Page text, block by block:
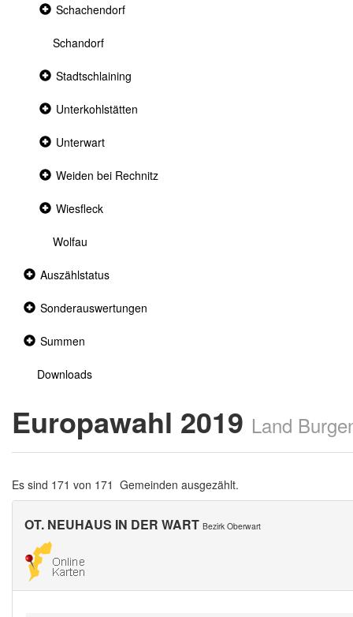
Collapsed
Schachendorf
Schandorf
Collapsed
Stadtschlaining
Collapsed
Unterkohlstätten
Collapsed
Unterwart
Collapsed
Weiden bei Rechnitz
Collapsed
Wiesfleck
Wolfau
Collapsed
Auszählstatus
Collapsed
Sonderauswertungen
Collapsed
Summen
Downloads
Europawahl 2019 Land
Es sind 171 von 171 Gemeinden ausgezählt.
OT. NEUHAUS IN DER WART Bezirk Oberwart